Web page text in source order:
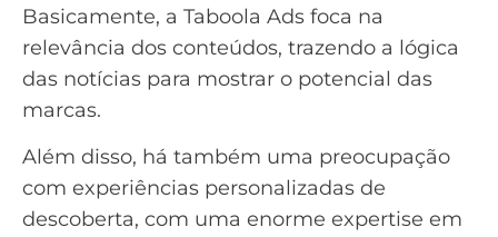
Basicamente, a Taboola Ads foca na
relevância dos conteúdos, trazendo a lógica
das notícias para mostrar o potencial das
marcas.
Além disso, há também uma preocupação
com experiências personalizadas de
descoberta, com uma enorme expertise em